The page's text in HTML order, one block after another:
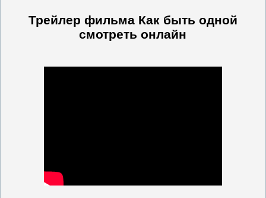
Трейлер фильма Как быть одной
смотреть онлайн